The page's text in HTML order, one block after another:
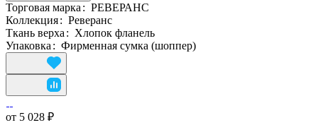
Торговая марка : РЕВЕРАНС
Коллекция: Реверанс
Ткань верха : Хлопок фланель
Упаковка : Фирменная сумка (шоппер)
от 5 028 ₽